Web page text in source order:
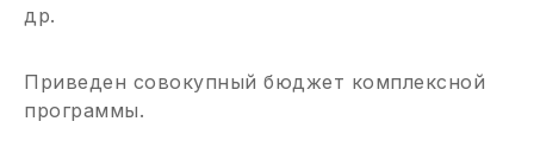
др.
Приведен совокупный бюджет комплексной
программы.